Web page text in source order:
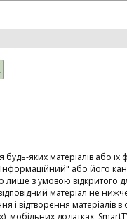
яких матеріалів або їх
або його
лише з умовою відкритого
матеріал не
і відтворення матеріалів
мобільних додатках,